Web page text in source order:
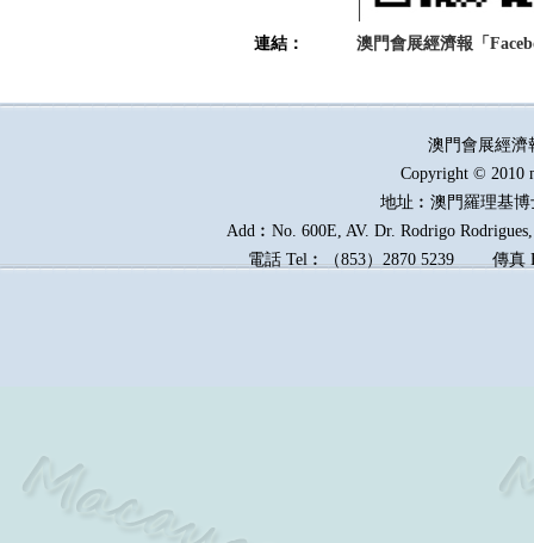
連結： 澳門會展經濟報「
澳門會展經
Copyright © 2010
地址︰澳門羅理基
Add︰No. 600E, AV. Dr. Rodrigo
電話 Tel︰（853）2870 5239傳真